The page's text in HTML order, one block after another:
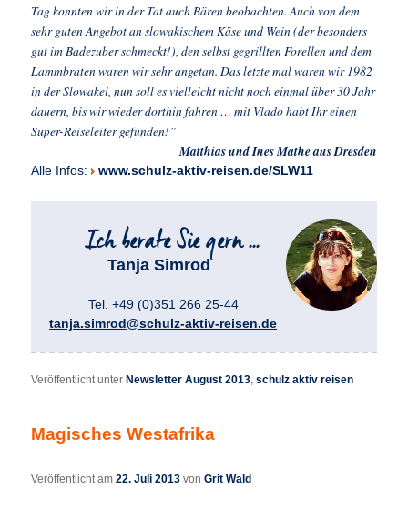
Tag konnten wir in der Tat auch Bären beobachten. Auch von dem
sehr guten Angebot an slowakischem Käse und Wein (der besonders
gut im Badezuber schmeckt!), den selbst gegrillten Forellen und dem
Lammbraten waren wir sehr angetan. Das letzte mal waren wir 1982
in der Slowakei, nun soll es vielleicht nicht noch einmal über 30 Jahr
dauern, bis wir wieder dorthin fahren … mit Vlado habt Ihr einen
Super-Reiseleiter gefunden!”
Matthias und Ines Mathe aus Dresden
Alle Infos: www.schulz-aktiv-reisen.de/SLW11
Tanja Simrod
Tel. +49 (0)351 266 25-44
tanja.simrod@schulz-aktiv-reisen.de
Veröffentlicht unter Newsletter August 2013,schulz aktiv reisen
Magisches Westafrika
Veröffentlicht am22. Juli 2013 vonGrit Wald